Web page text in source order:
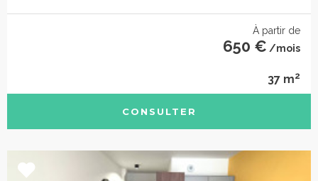
À partir de
650 € /mois
37 m2
CONSULTER